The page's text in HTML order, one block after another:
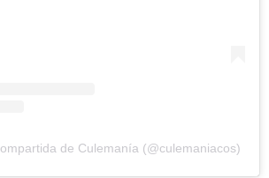
de Culemanía (@culemaniacos)